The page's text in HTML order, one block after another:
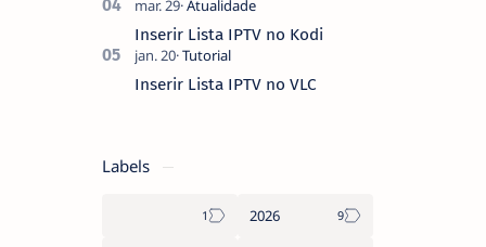
Inserir Lista IPTV no Kodi
Inserir Lista IPTV no VLC
Labels
2026